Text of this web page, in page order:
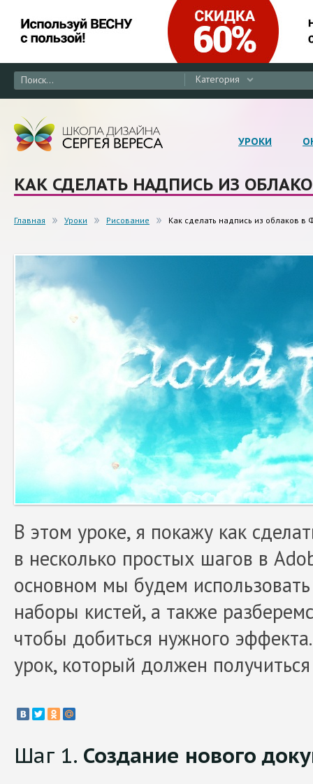
Категория
УРОКИ
КАК СДЕЛАТЬ НАДПИСЬ ИЗ
Главная Уроки Рисование Как сделать надпись из облаков в
В этом уроке, я покажу как
в несколько простых шагов в
основном мы будем
наборы кистей, а также
чтобы добиться нужного
урок, который должен
Шаг 1. Создание нового